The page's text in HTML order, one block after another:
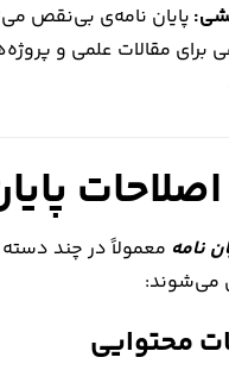
پایان نامه‌ی بی‌نقص
برای مقالات علمی و
نامه معمولاً در چند
می‌شوند: